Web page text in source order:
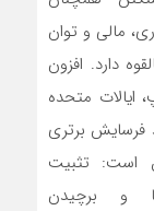
مالی و توان
دارد. افزون
ایالات متحده
فرسایش برتری
است: تثبیت
و برچیدن